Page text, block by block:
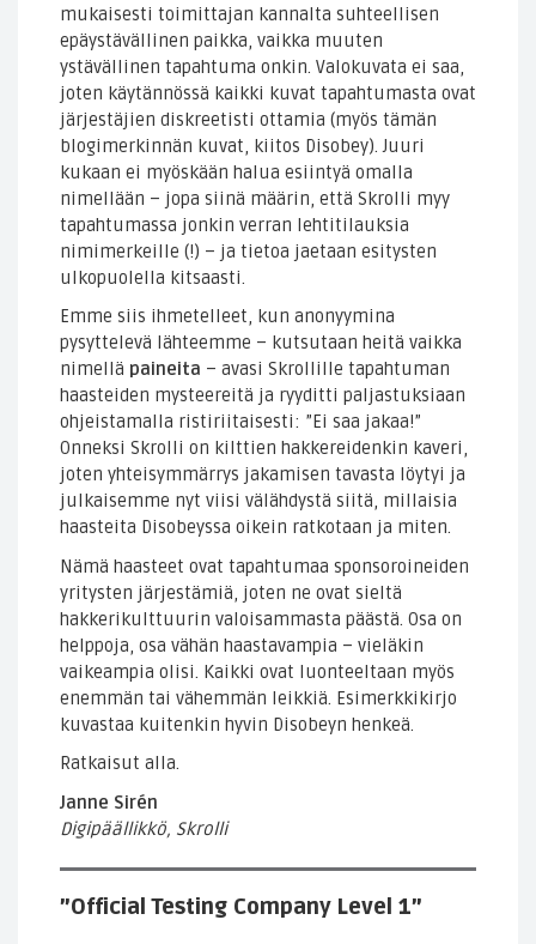
mukaisesti toimittajan kannalta suhteellisen
epäystävällinen paikka, vaikka muuten
ystävällinen tapahtuma onkin. Valokuvata ei saa,
joten käytännössä kaikki kuvat tapahtumasta ovat
järjestäjien diskreetisti ottamia (myös tämän
blogimerkinnän kuvat, kiitos Disobey). Juuri
kukaan ei myöskään halua esiintyä omalla
nimellään – jopa siinä määrin, että Skrolli myy
tapahtumassa jonkin verran lehtitilauksia
nimimerkeille (!) – ja tietoa jaetaan esitysten
ulkopuolella kitsaasti.
Emme siis ihmetelleet, kun anonyymina
pysyttelevä lähteemme – kutsutaan heitä vaikka
nimellä paineita – avasi Skrollille tapahtuman
haasteiden mysteereitä ja ryyditti paljastuksiaan
ohjeistamalla ristiriitaisesti: ”Ei saa jakaa!”
Onneksi Skrolli on kilttien hakkereidenkin kaveri,
joten yhteisymmärrys jakamisen tavasta löytyi ja
julkaisemme nyt viisi välähdystä siitä, millaisia
haasteita Disobeyssa oikein ratkotaan ja miten.
Nämä haasteet ovat tapahtumaa sponsoroineiden
yritysten järjestämiä, joten ne ovat sieltä
hakkerikulttuurin valoisammasta päästä. Osa on
helppoja, osa vähän haastavampia – vieläkin
vaikeampia olisi. Kaikki ovat luonteeltaan myös
enemmän tai vähemmän leikkiä. Esimerkkikirjo
kuvastaa kuitenkin hyvin Disobeyn henkeä.
Ratkaisut alla.
Janne Sirén
Digipäällikkö, Skrolli
”Official Testing Company Level 1”